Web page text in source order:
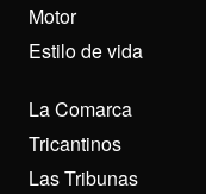
Motor
Estilo de vida
La Comarca
Tricantinos
Las Tribunas